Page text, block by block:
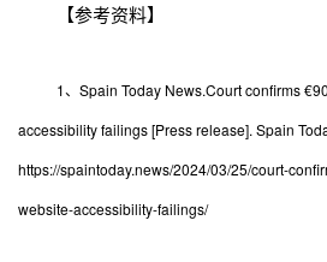
【参考资料】
1、Spain Today News.Court confirms
accessibility failings [Press release]. Spain
https://spaintoday.news/2024/03/25/court-
website-accessibility-failings/